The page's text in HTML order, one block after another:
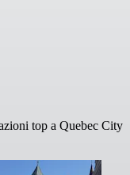
top a Quebec City